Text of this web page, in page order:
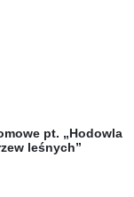
pt. „Hodowla
leśnych”